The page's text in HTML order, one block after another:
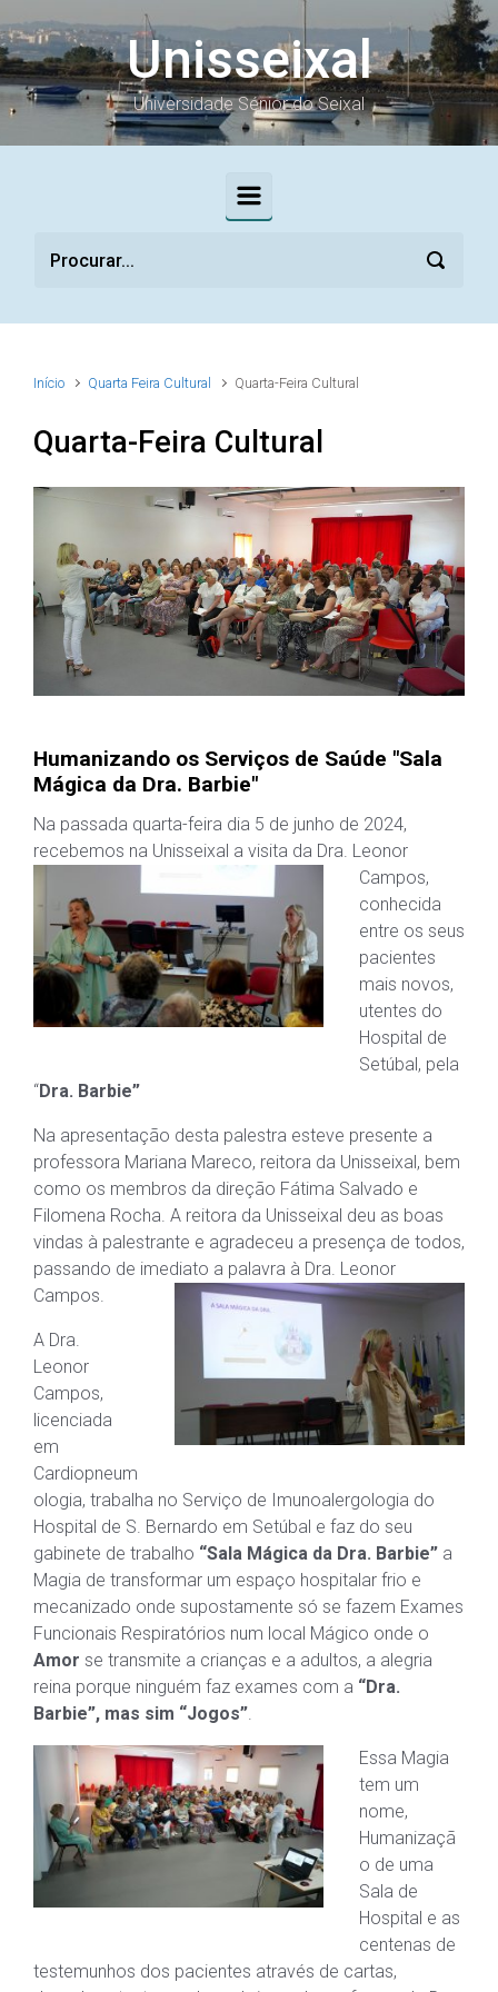
Skip to main content
Unisseixal
Universidade Sénior do Seixal
Início Quarta Feira Cultural Quarta-Feira Cultural
Quarta-Feira Cultural
Humanizando os Serviços de Saúde "Sala
Mágica da Dra. Barbie"
Na passada quarta-feira dia 5 de junho de 2024,
recebemos na Unisseixal a visita da Dra. Leonor
Campos,
conhecida
entre os seus
pacientes
mais novos,
utentes do
Hospital de
Setúbal, pela
“Dra. Barbie”
Na apresentação desta palestra esteve presente a
professora Mariana Mareco, reitora da Unisseixal, bem
como os membros da direção Fátima Salvado e
Filomena Rocha. A reitora da Unisseixal deu as boas
vindas à palestrante e agradeceu a presença de todos,
passando de imediato a palavra à Dra. Leonor
Campos.
A Dra.
Leonor
Campos,
licenciada
em
Cardiopneum
ologia, trabalha no Serviço de Imunoalergologia do
Hospital de S. Bernardo em Setúbal e faz do seu
gabinete de trabalho “Sala Mágica da Dra. Barbie” a
Magia de transformar um espaço hospitalar frio e
mecanizado onde supostamente só se fazem Exames
Funcionais Respiratórios num local Mágico onde o
Amor se transmite a crianças e a adultos, a alegria
reina porque ninguém faz exames com a “Dra.
Barbie”, mas sim “Jogos”.
Essa Magia
tem um
nome,
Humanizaçã
o de uma
Sala de
Hospital e as
centenas de
testemunhos dos pacientes através de cartas,